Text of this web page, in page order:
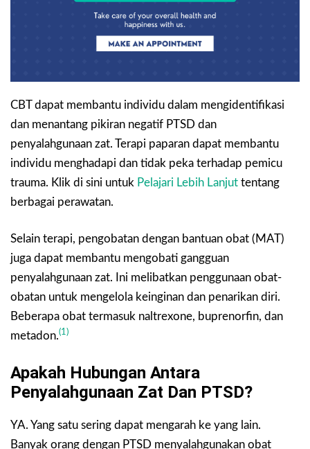
CBT dapat membantu individu dalam mengidentifikasi
dan menantang pikiran negatif PTSD dan
penyalahgunaan zat. Terapi paparan dapat membantu
individu menghadapi dan tidak peka terhadap pemicu
trauma. Klik di sini untuk Pelajari Lebih Lanjut tentang
berbagai perawatan.
Selain terapi, pengobatan dengan bantuan obat (MAT)
juga dapat membantu mengobati gangguan
penyalahgunaan zat. Ini melibatkan penggunaan obat-
obatan untuk mengelola keinginan dan penarikan diri.
Beberapa obat termasuk naltrexone, buprenorfin, dan
metadon.(1)
Apakah Hubungan Antara
Penyalahgunaan Zat Dan PTSD?
YA. Yang satu sering dapat mengarah ke yang lain.
Banyak orang dengan PTSD menyalahgunakan obat